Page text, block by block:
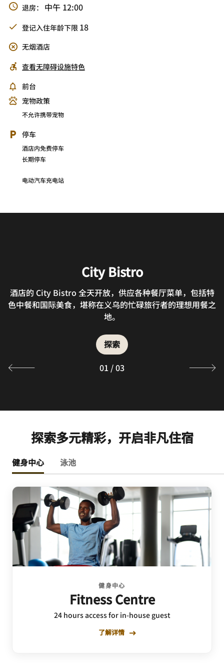
退房： 中午 12:00
登记入住年龄下限 18
无烟酒店
查看无障碍设施特色
前台
宠物政策
不允许携带宠物
停车
酒店内免费停车
长期停车
电动汽车充电站
City Bistro
酒店的 City Bistro 全天开放，供应各种餐厅菜单，包括特
色中餐和国际美食，堪称在义乌的忙碌旅行者的理想用餐之
地。
探索
WIN HO
在酒店特色中餐厅 WIN HO 体验义乌的百般滋味。餐厅氛
围温馨，口味正宗，供应精心烹制的浙江美食和粤菜。
探索
The Lounge
; The Lounge is a relaxing place to enjoy Asian-
inspired snacks, imported wine and beer, tropical
cocktails and premium coffee.
探索
01 /03
探索多元精彩，开启非凡住宿
健身中心 泳池
健身中心
Fitness Centre
24 hours access for in-house guest
了解详情